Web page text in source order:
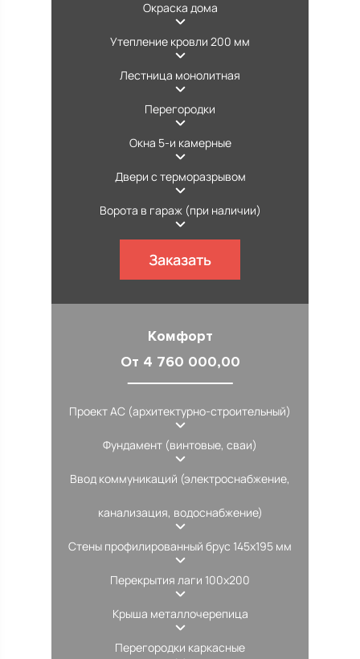
Окраска дома
Утепление кровли 200 мм
Лестница монолитная
Перегородки
Окна 5-и камерные
Двери с терморазрывом
Ворота в гараж (при наличии)
Заказать
Комфорт
От 4 760 000,00
Проект АС (архитектурно-строительный)
Фундамент (винтовые, сваи)
Ввод коммуникаций (электроснабжение,
канализация, водоснабжение)
Стены профилированный брус 145х195 мм
Перекрытия лаги 100х200
Крыша металлочерепица
Перегородки каркасные